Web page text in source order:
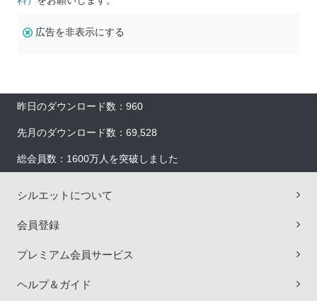
広告を非表示にする
昨日のダウンロード数：960
先月のダウンロード数：69,528
総会員数：1600万人を突破しました
シルエットについて
会員登録
プレミアム会員サービス
ヘルプ＆ガイド